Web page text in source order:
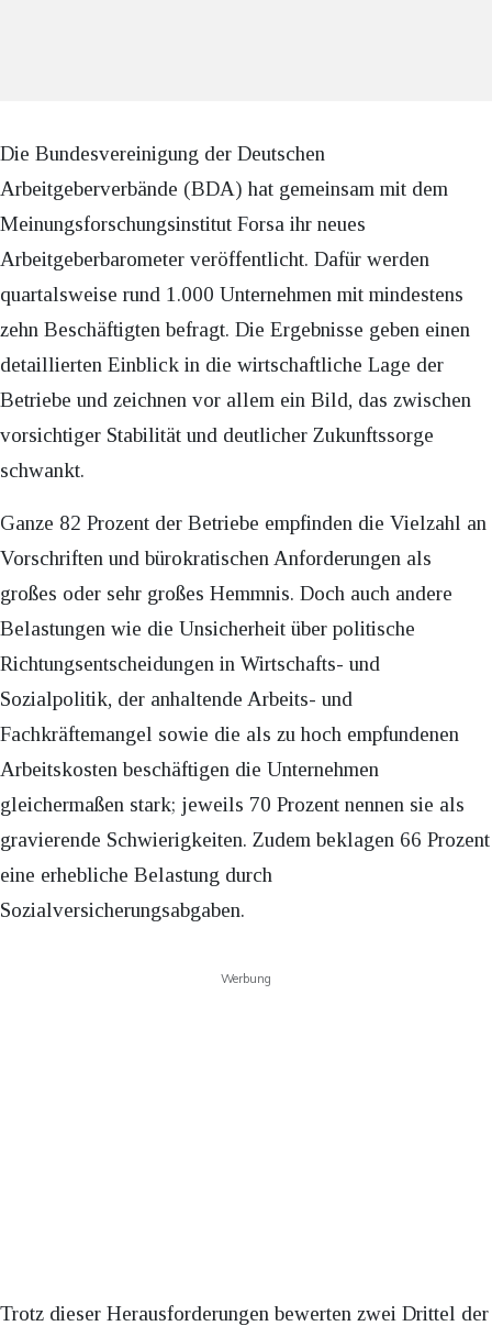
Die Bundesvereinigung der Deutschen
Arbeitgeberverbände (BDA) hat gemeinsam mit dem
Meinungsforschungsinstitut Forsa ihr neues
Arbeitgeberbarometer veröffentlicht. Dafür werden
quartalsweise rund 1.000 Unternehmen mit mindestens
zehn Beschäftigten befragt. Die Ergebnisse geben einen
detaillierten Einblick in die wirtschaftliche Lage der
Betriebe und zeichnen vor allem ein Bild, das zwischen
vorsichtiger Stabilität und deutlicher Zukunftssorge
schwankt.
Ganze 82 Prozent der Betriebe empfinden die Vielzahl an
Vorschriften und bürokratischen Anforderungen als
großes oder sehr großes Hemmnis. Doch auch andere
Belastungen wie die Unsicherheit über politische
Richtungsentscheidungen in Wirtschafts- und
Sozialpolitik, der anhaltende Arbeits- und
Fachkräftemangel sowie die als zu hoch empfundenen
Arbeitskosten beschäftigen die Unternehmen
gleichermaßen stark; jeweils 70 Prozent nennen sie als
gravierende Schwierigkeiten. Zudem beklagen 66 Prozent
eine erhebliche Belastung durch
Sozialversicherungsabgaben.
Werbung
Trotz dieser Herausforderungen bewerten zwei Drittel der